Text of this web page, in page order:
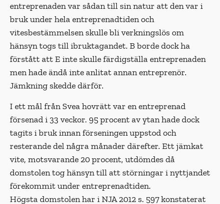
entreprenaden var sådan till sin natur att den var i
bruk under hela entreprenadtiden och
vitesbestämmelsen skulle bli verkningslös om
hänsyn togs till ibruktagandet. B borde dock ha
förstått att E inte skulle färdigställa entreprenaden
men hade ändå inte anlitat annan entreprenör.
Jämkning skedde därför.
I ett mål från Svea hovrätt var en entreprenad
försenad i 33 veckor. 95 procent av ytan hade dock
tagits i bruk innan förseningen uppstod och
resterande del några månader därefter. Ett jämkat
vite, motsvarande 20 procent, utdömdes då
domstolen tog hänsyn till att störningar i nyttjandet
förekommit under entreprenadtiden.
Högsta domstolen har i NJA 2012 s. 597 konstaterat